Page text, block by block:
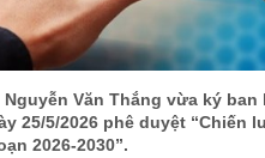
Văn Thắng vừa ký ban
25/5/2026 phê duyệt “Chiến
2026-2030”.